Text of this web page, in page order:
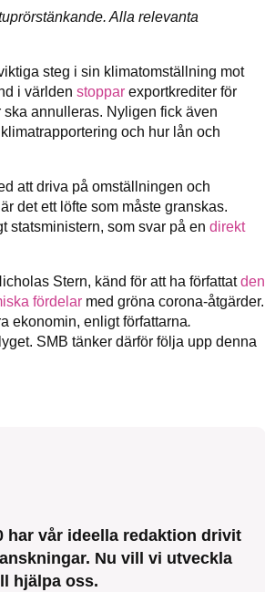
Alla relevanta
steg i sin klimatomställning mot
i världen stoppar exportkrediter för
annulleras. Nyligen fick även
och hur lån och
att driva på omställningen och
det ett löfte som måste granskas.
statsministern, som svar på en direkt
Stern, känd för att ha författatden
fördelar med gröna corona-åtgärder.
ekonomin, enligt författarna.
SMB tänker därför följa upp denna
har vår ideella redaktion drivit
Nu vill vi utveckla
hjälpa oss.